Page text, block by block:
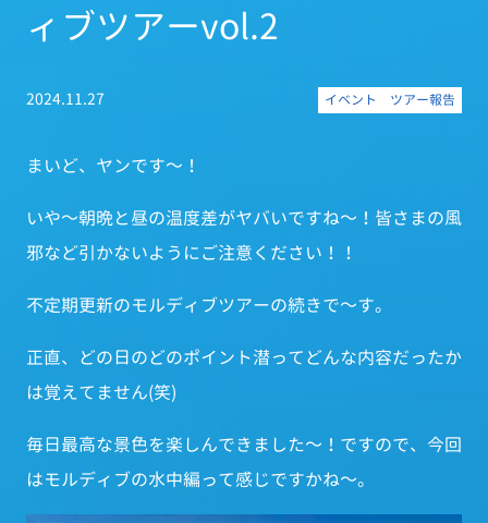
ィブツアーvol.2
2024.11.27 イベント ツアー報告
まいど、ヤンです～！
いや～朝晩と昼の温度差がヤバいですね～！皆さまの風
邪など引かないようにご注意ください！！
不定期更新のモルディブツアーの続きで～す。
正直、どの日のどのポイント潜ってどんな内容だったか
は覚えてません(笑)
毎日最高な景色を楽しんできました～！ですので、今回
はモルディブの水中編って感じですかね～。